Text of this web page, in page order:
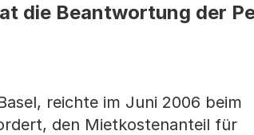
die Beantwortung der
reichte im Juni 2006 beim
den Mietkostenanteil für